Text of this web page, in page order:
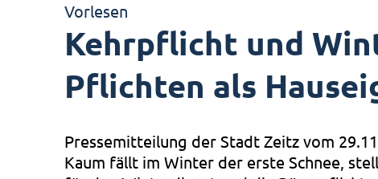
Vorlesen
Kehrpflicht und
Pflichten als
Pressemitteilung der Stadt Zeitz vom
Kaum fällt im Winter der erste Schnee,